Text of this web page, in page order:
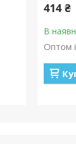
414 ₴
В
Оптом